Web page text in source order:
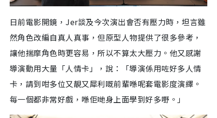
日前電影開鏡，Jer談及今次演出會否有壓力時，坦言雖
然角色改編自真人真事，但原型人物提供了很多參考，
讓他揣摩角色時更容易，所以不算太大壓力。他又感謝
導演動用大量「人情卡」，說：「導演係用咗好多人情
卡，請到咁多位又靚又犀利嘅前輩喺呢套電影度演繹。
每一個都非常好戲，喺佢哋身上面學到好多嘢。」